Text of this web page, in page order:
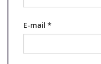
E-mail *